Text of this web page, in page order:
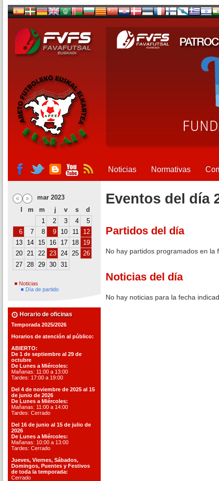
Noticias Normativas
mar 2023
m m j v s
d
1
2 3 4
5
6
7 8 9 10 11
12
13
14 15 16 17 18
19
20 21 22 23 24 25 26
27 28 29 30 31
Noticias
Día de partido
Horario de oficinas
Temporada 2025/2026
Horarios de atención al público:
ABIERTO:
De 1 de septiembre al 29 de
octubre
De Lunes a Miércoles:
Mañanas: 11:00 a 13:00
Tardes: 17:00 a 19:00
Del 4 de noviembre de 2025 al 15
de junio de 2026
De Lunes a Miércoles:
Mañanas: 11:00 a 14:00
Tardes: Cerrado
Del 16 de junio al 15 de julio de
2026
De Lunes a Miércoles:
Mañanas: 10:00 a 13:00
Tardes: Cerrado
Jueves, Viernes, Sábados,
Domingos, Puentes y Festivos
de toda la temporada:
Cerrado
Eventos del día
Partidos del día
No hay partidos programados en la
Noticias del día
No hay noticias para la fecha